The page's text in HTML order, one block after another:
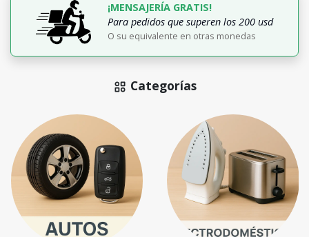
¡MENSAJERÍA GRATIS!
Para pedidos que superen los 200 usd
O su equivalente en otras monedas
Categorías